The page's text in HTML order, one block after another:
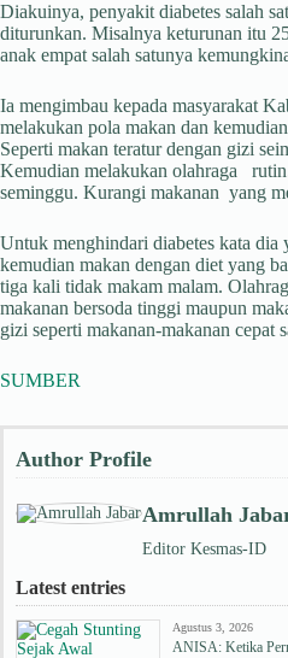
Diakuinya, penyakit diabetes salah
diturunkan. Misalnya keturunan itu
anak empat salah satunya
Ia mengimbau kepada masyarakat
melakukan pola makan dan
Seperti makan teratur dengan gizi
Kemudian melakukan olahraga
seminggu. Kurangi makanan yang
Untuk menghindari diabetes kata dia
kemudian makan dengan diet yang
tiga kali tidak makam malam.
makanan bersoda tinggi maupun
gizi seperti makanan-makanan cepat
SUMBER
Author Profile
Amrullah
Editor Kesmas-ID
Latest entries
Agustus 3, 2026
ANISA: Ketika